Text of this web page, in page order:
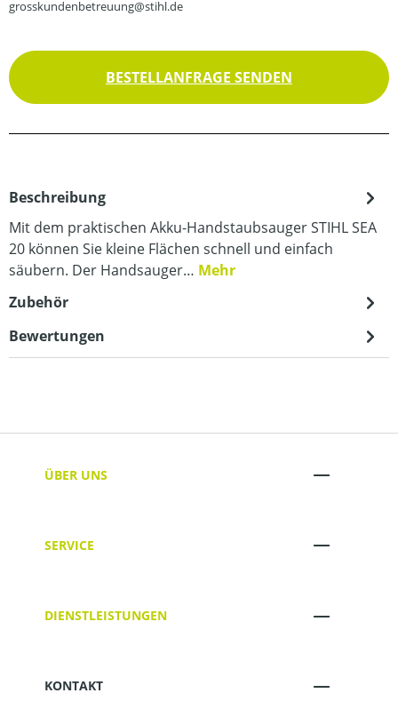
grosskundenbetreuung@stihl.de
BESTELLANFRAGE SENDEN
Beschreibung
Mit dem praktischen Akku-Handstaubsauger STIHL SEA
20 können Sie kleine Flächen schnell und einfach
säubern. Der Handsauger… Mehr
Zubehör
Bewertungen
ÜBER UNS
SERVICE
DIENSTLEISTUNGEN
KONTAKT